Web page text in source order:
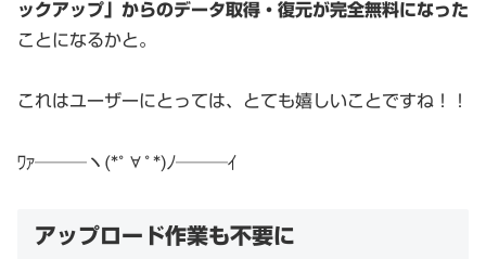
ックアップ」からのデータ取得・復元が完全無料になった
ことになるかと。
これはユーザーにとっては、とても嬉しいことですね！！
ﾜｧ───ヽ(*ﾟ∀ﾟ*)ﾉ───ｲ
アップロード作業も不要に